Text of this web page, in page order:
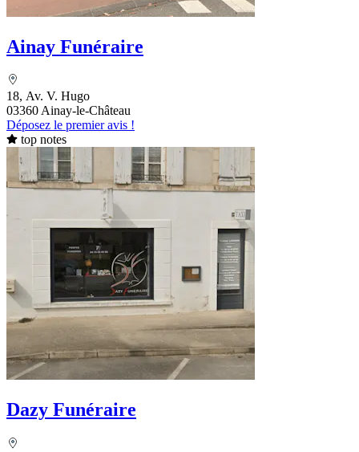
Ainay Funéraire
18, Av. V. Hugo
03360 Ainay-le-Château
Déposez le premier avis !
top notes
Dazy Funéraire